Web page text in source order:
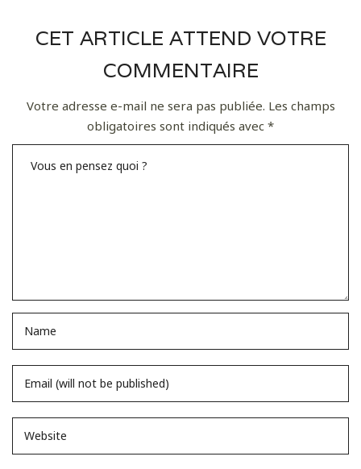
CET ARTICLE ATTEND VOTRE
COMMENTAIRE
Votre adresse e-mail ne sera pas publiée. Les champs
obligatoires sont indiqués avec *